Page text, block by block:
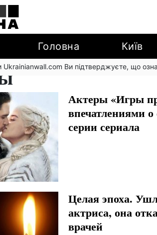
Головна Київ
Ви підтверджуєте, що
Актеры «Игры
впечатлениями
серии сериала
Целая эпоха.
актриса, она
врачей